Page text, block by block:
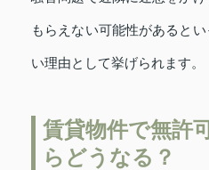
もらえない可能性があると
い理由として挙げられます。
賃貸物件で無許
らどうなる？